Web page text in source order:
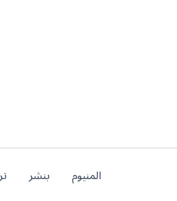
المنيوم بنشر